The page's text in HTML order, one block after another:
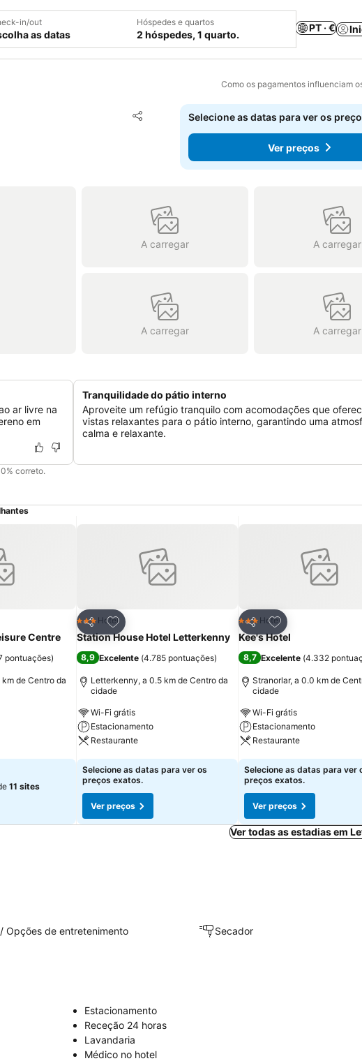
in/out
as datas
Hóspedes e quartos
2 hóspedes, 1 quarto.
PT · €
Como os pagamentos influenciam
Partilhar
Adicionar aos favoritos
Selecione as datas para ver os
Ver preços
A carregar A carregar
A carregar A carregar
ar livre na
em
Tranquilidade do pátio interno
Aproveite um refúgio tranquilo com acomodações que
vistas relaxantes para o pátio interno, garantindo uma
calma e relaxante.
correto.
favoritos
Centre
pontuações)
de Centro da
11 sites
Partilhar
Adicionar aos favoritos
3 Estrelas
Hotel
Station House Hotel Letterkenny
8,9 Excelente (4.785 pontuações)
Letterkenny, a 0.5 km de Centro da
cidade
Wi-Fi grátis
Estacionamento
Restaurante
Ver preços
Selecione as datas para ver os
preços exatos.
Ver preços
Partilhar
Adicionar aos
3 Estrelas
Hotel
Kee's Hotel
8,7 Excelente (4.332
Stranorlar, a 0.0 km de
cidade
Wi-Fi grátis
Estacionamento
Restaurante
Ver preços
Selecione as datas para ver
preços exatos.
Ver preços
Ver todas as estadias em
Opções de entretenimento Secador
Estacionamento
Receção 24 horas
Lavandaria
Médico no hotel